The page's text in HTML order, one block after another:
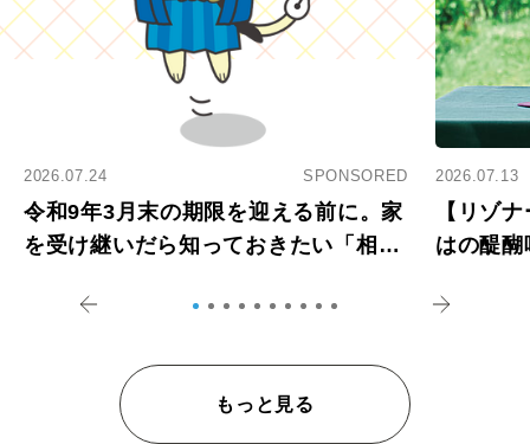
2026.07.24 SPONSORED
令和9年3月末の期限を迎える前に。家
を受け継いだら知っておきたい「相続
2026.07.13
【リゾ
はの醍
もっと見る